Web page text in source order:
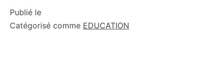
ne
Publié le
Catégorisé comme EDUCATION